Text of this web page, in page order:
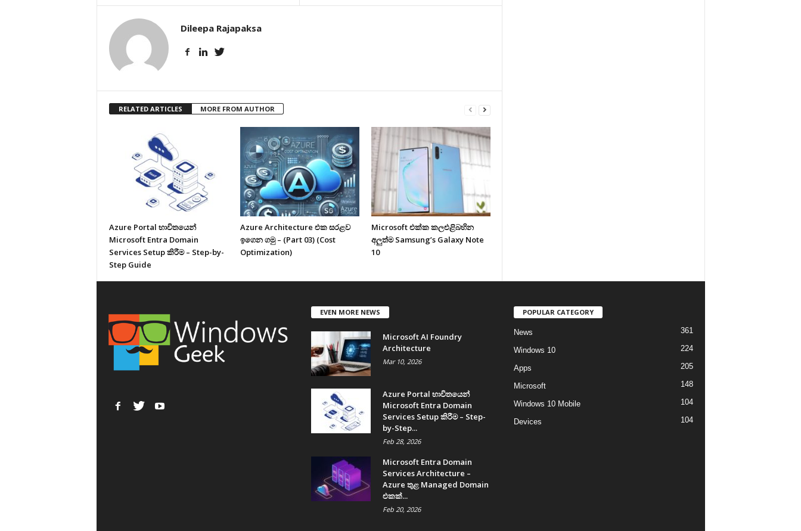
Dileepa Rajapaksa
RELATED ARTICLES MORE FROM AUTHOR
Azure Portal භාවිතයෙන්
Microsoft Entra Domain
Services Setup කිරීම – Step-by-
Step Guide
Azure Architecture එක සරළව
ඉගෙන ගමු – (Part 03) (Cost
Optimization)
Microsoft එක්ක කලඑළිබහින
අලුත්ම Samsung’s Galaxy Note
10
EVEN MORE NEWS
Microsoft AI Foundry
Architecture
Mar 10, 2026
Azure Portal භාවිතයෙන්
Microsoft Entra Domain
Services Setup කිරීම – Step-
by-Step...
Feb 28, 2026
Microsoft Entra Domain
Services Architecture –
Azure තුළ Managed Domain
එකක්...
Feb 20, 2026
POPULAR CATEGORY
News 361
Windows 10 224
Apps 205
Microsoft 148
Windows 10 Mobile 104
Devices 104